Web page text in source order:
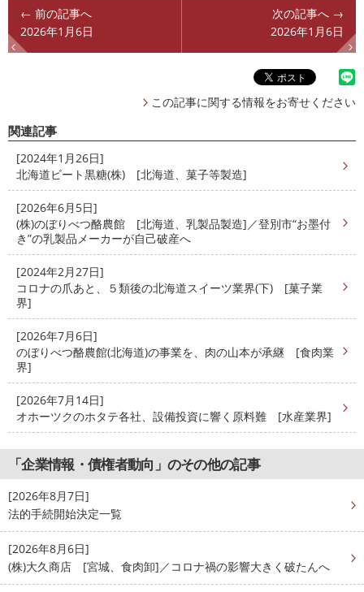
← 前の記事へ
2026年1月6日
次の記事へ →
2026年1月6日
この記事に関する情報をお寄せください
関連記事
[2024年1月26日]
北海道ビート黒糖(株) [北海道、菓子等製造]
[2026年6月5日]
(株)のぼりべつ酪農館 [北海道、乳製品製造]／登別市“お墨付
き”の乳製品メーカーが自己破産へ
[2024年2月27日]
コロナの爪あと、５類後の北海道スイーツ業界(下) [菓子業
界]
[2026年7月6日]
のぼりべつ酪農館(北海道)の事業を、肉の山本が承継 [食肉業
界]
[2026年7月14日]
オホーツクのホタテ各社、設備投資に響く原料難 [水産業界]
「企業情報・債権者動向」のその他の記事
[2026年8月7日]
法的手続開始決定一覧
[2026年8月6日]
(株)大久商店 [宮城、食肉卸]／コロナ禍の影響大きく破たんへ